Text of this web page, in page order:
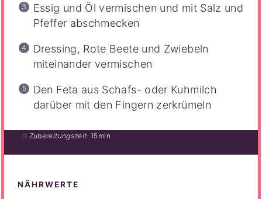
Essig und Öl vermischen und mit Salz und
Pfeffer abschmecken
Dressing, Rote Beete und Zwiebeln
miteinander vermischen
Den Feta aus Schafs- oder Kuhmilch
darüber mit den Fingern zerkrümeln
Zubereitungszeit: 15min
NÄHRWERTE